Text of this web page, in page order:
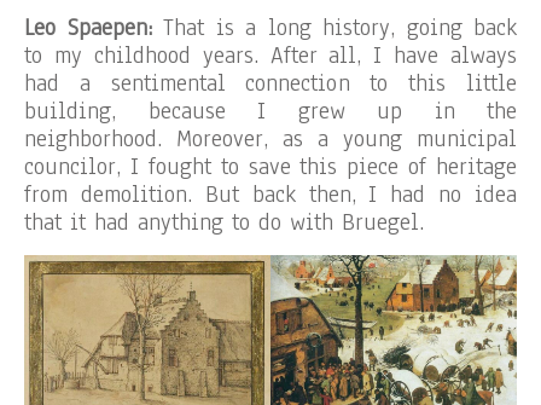
Leo Spaepen:That is a long history, going back
to my childhood years. After all, I have always
had a sentimental connection to this little
building, because I grew up in the
neighborhood. Moreover, as a young municipal
councilor, I fought to save this piece of heritage
from demolition. But back then, I had no idea
that it had anything to do with Bruegel.